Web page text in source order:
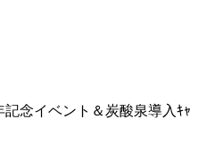
念イベント＆炭酸泉導入ｷｬ